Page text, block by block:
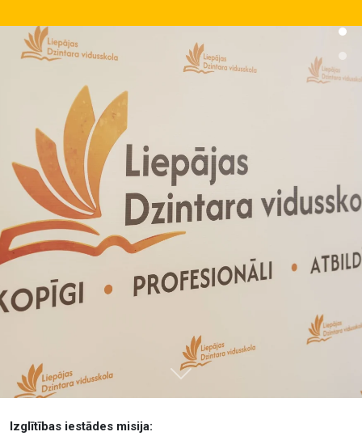
Tālāk
Izglītības iestādes misija: